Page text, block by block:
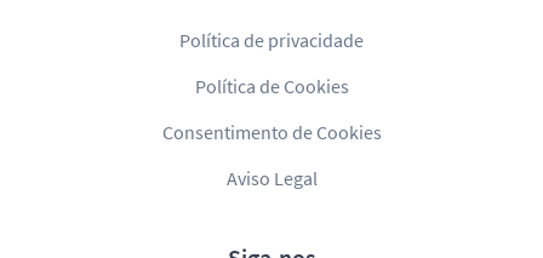
Política de privacidade
Política de Cookies
Consentimento de Cookies
Aviso Legal